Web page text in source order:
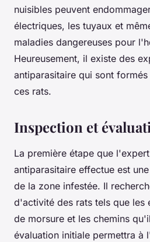
nuisibles peuvent
électriques, les tuyaux et
maladies dangereuses pour
Heureusement, il existe des
antiparasitaire qui sont
ces rats.
Inspection et
La première étape que
antiparasitaire effectue est
de la zone infestée. Il
d'activité des rats tels que les
de morsure et les chemins
évaluation initiale permettra à